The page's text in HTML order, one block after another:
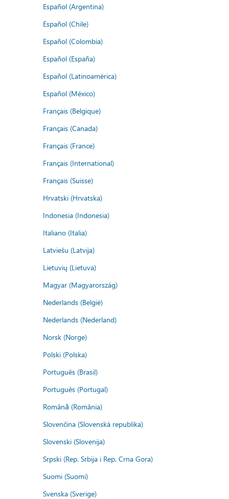
Español (Argentina)
Español (Chile)
Español (Colombia)
Español (España)
Español (Latinoamérica)
Español (México)
Français (Belgique)
Français (Canada)
Français (France)
Français (International)
Français (Suisse)
Hrvatski (Hrvatska)
Indonesia (Indonesia)
Italiano (Italia)
Latviešu (Latvija)
Lietuvių (Lietuva)
Magyar (Magyarország)
Nederlands (België)
Nederlands (Nederland)
Norsk (Norge)
Polski (Polska)
Português (Brasil)
Português (Portugal)
Română (România)
Slovenčina (Slovenská republika)
Slovenski (Slovenija)
Srpski (Rep. Srbija i Rep. Crna Gora)
Suomi (Suomi)
Svenska (Sverige)